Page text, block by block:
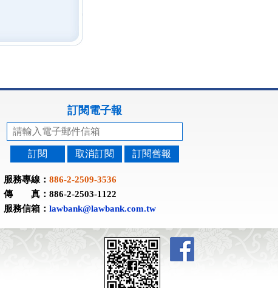
訂閱電子報
訂閱 取消訂閱 訂閱舊報
服務專線： 886-2-2509-3536
傳 真：886-2-2503-1122
服務信箱： lawbank@lawbank.com.tw